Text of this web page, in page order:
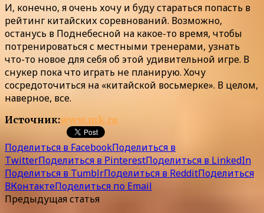
И, конечно, я очень хочу и буду стараться попасть в
рейтинг китайских соревнований. Возможно,
останусь в Поднебесной на какое-то время, чтобы
потренироваться с местными тренерами, узнать
что-то новое для себя об этой удивительной игре. В
снукер пока что играть не планирую. Хочу
сосредоточиться на «китайской восьмерке». В целом,
наверное, все.
Источник:www.mk.ru
Поделиться в FacebookПоделиться в
TwitterПоделиться в PinterestПоделиться в LinkedIn
Поделиться в TumblrПоделиться в RedditПоделиться
ВКонтактеПоделиться по Email
Предыдущая статья